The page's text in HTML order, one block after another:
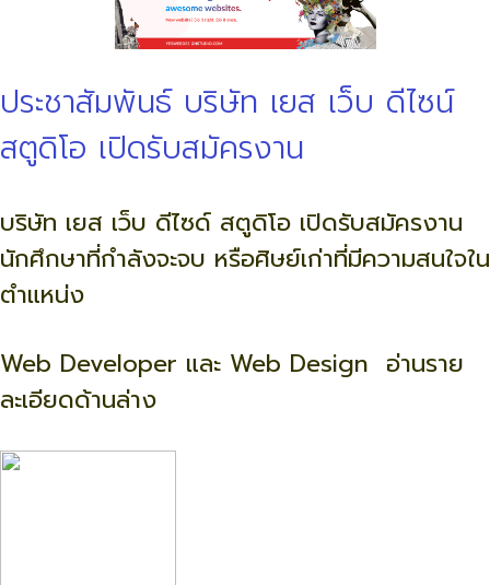
ประชาสัมพันธ์ บริษัท เยส เว็บ ดีไซน์
สตูดิโอ เปิดรับสมัครงาน
บริษัท เยส เว็บ ดีไซด์ สตูดิโอ เปิดรับสมัครงาน
นักศึกษาที่กำลังจะจบ หรือศิษย์เก่าที่มีความสนใจใน
ตำแหน่ง
Web Developer และ Web Design อ่านราย
ละเอียดด้านล่าง